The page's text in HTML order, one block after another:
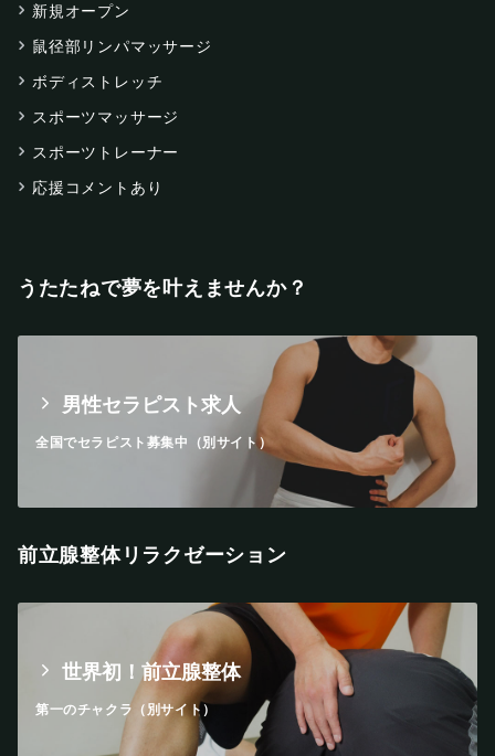
新規オープン
鼠径部リンパマッサージ
ボディストレッチ
スポーツマッサージ
スポーツトレーナー
応援コメントあり
うたたねで夢を叶えませんか？
男性セラピスト求人
全国でセラピスト募集中（別サイト）
前立腺整体リラクゼーション
世界初！前立腺整体
第一のチャクラ（別サイト）